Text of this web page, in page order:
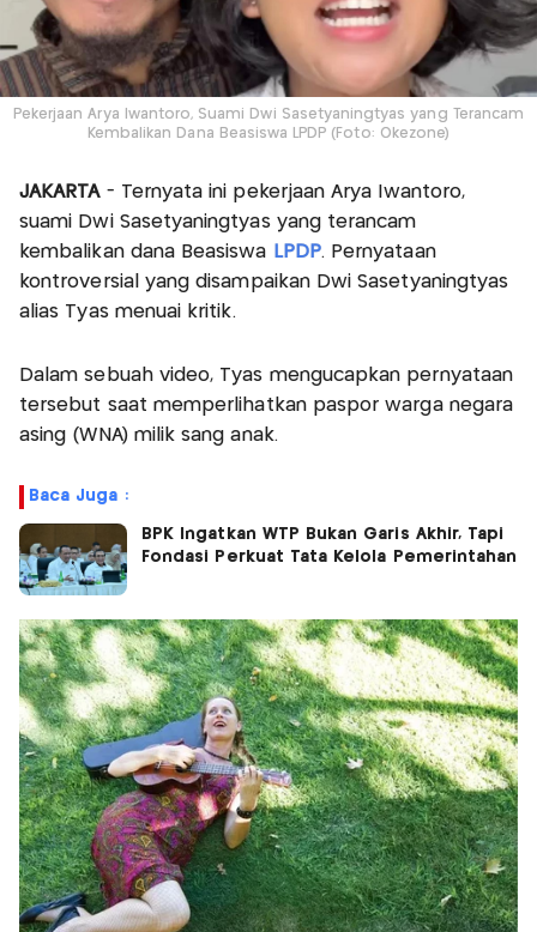
Pekerjaan Arya Iwantoro, Suami Dwi Sasetyaningtyas yang Terancam
Kembalikan Dana Beasiswa LPDP (Foto: Okezone)
JAKARTA- Ternyata ini pekerjaan Arya Iwantoro,
suami Dwi Sasetyaningtyas yang terancam
kembalikan dana Beasiswa LPDP. Pernyataan
kontroversial yang disampaikan Dwi Sasetyaningtyas
alias Tyas menuai kritik.
Dalam sebuah video, Tyas mengucapkan pernyataan
tersebut saat memperlihatkan paspor warga negara
asing (WNA) milik sang anak.
Baca Juga :
BPK Ingatkan WTP Bukan Garis Akhir, Tapi
Fondasi Perkuat Tata Kelola Pemerintahan